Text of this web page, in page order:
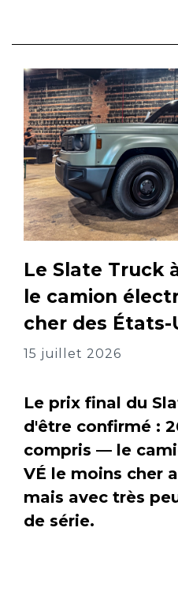
Le Slate Truck
le camion
cher des États-
15 juillet 2026
Le prix final du
d'être confirmé :
compris — le
VÉ le moins cher
mais avec très
de série.